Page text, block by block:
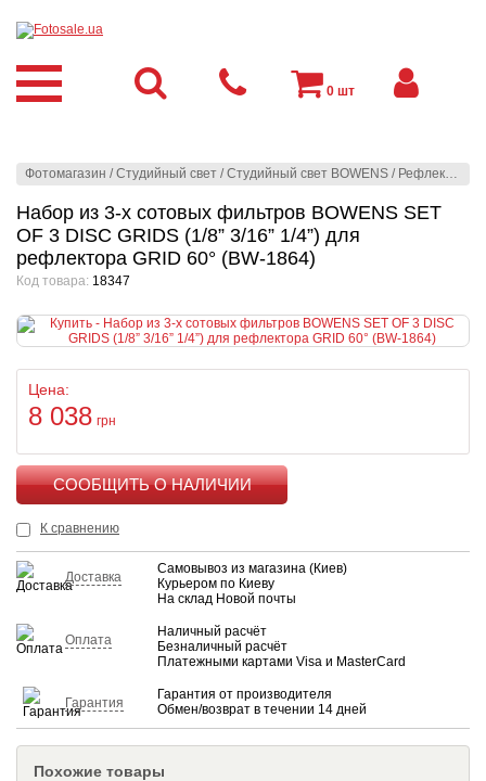
Фотомагазин /Студийный свет /Студийный свет BOWENS / Рефлекторы
Набор из 3-х сотовых фильтров BOWENS SET
OF 3 DISC GRIDS (1/8” 3/16” 1/4”) для
рефлектора GRID 60° (BW-1864)
Код товара: 18347
Цена:
8 038 грн
К сравнению
Доставка
Самовывоз из магазина (Киев)
Курьером по Киеву
На склад Новой почты
Оплата
Наличный расчёт
Безналичный расчёт
Платежными картами Visa и MasterCard
Гарантия
Гарантия от производителя
Обмен/возврат в течении 14 дней
Похожие товары
0 шт